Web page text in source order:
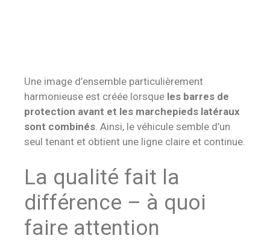
Une image d’ensemble particulièrement
harmonieuse est créée lorsque les barres de
protection avant et les marchepieds latéraux
sont combinés. Ainsi, le véhicule semble d’un
seul tenant et obtient une ligne claire et continue.
La qualité fait la
différence – à quoi
faire attention